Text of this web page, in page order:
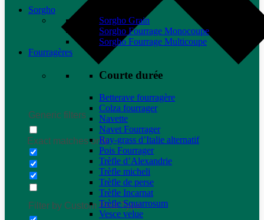
Generic filters
Exact matches only
Filter by Custom Post Type
Sorgho
Sorgho Grain
Sorgho Fourrage Monocoupe
Sorgho Fourrage Multicoupe
Fourragères
Courte durée
Betterave fourragère
Colza fourrager
Navette
Navet Fourrager
Ray-grass d’Italie alternatif
Pois Fourrager
Trèfle d’Alexandrie
Trèfle micheli
Trèfle de perse
Trèfle Incarnat
Trèfle Squarrosum
Vesce velue